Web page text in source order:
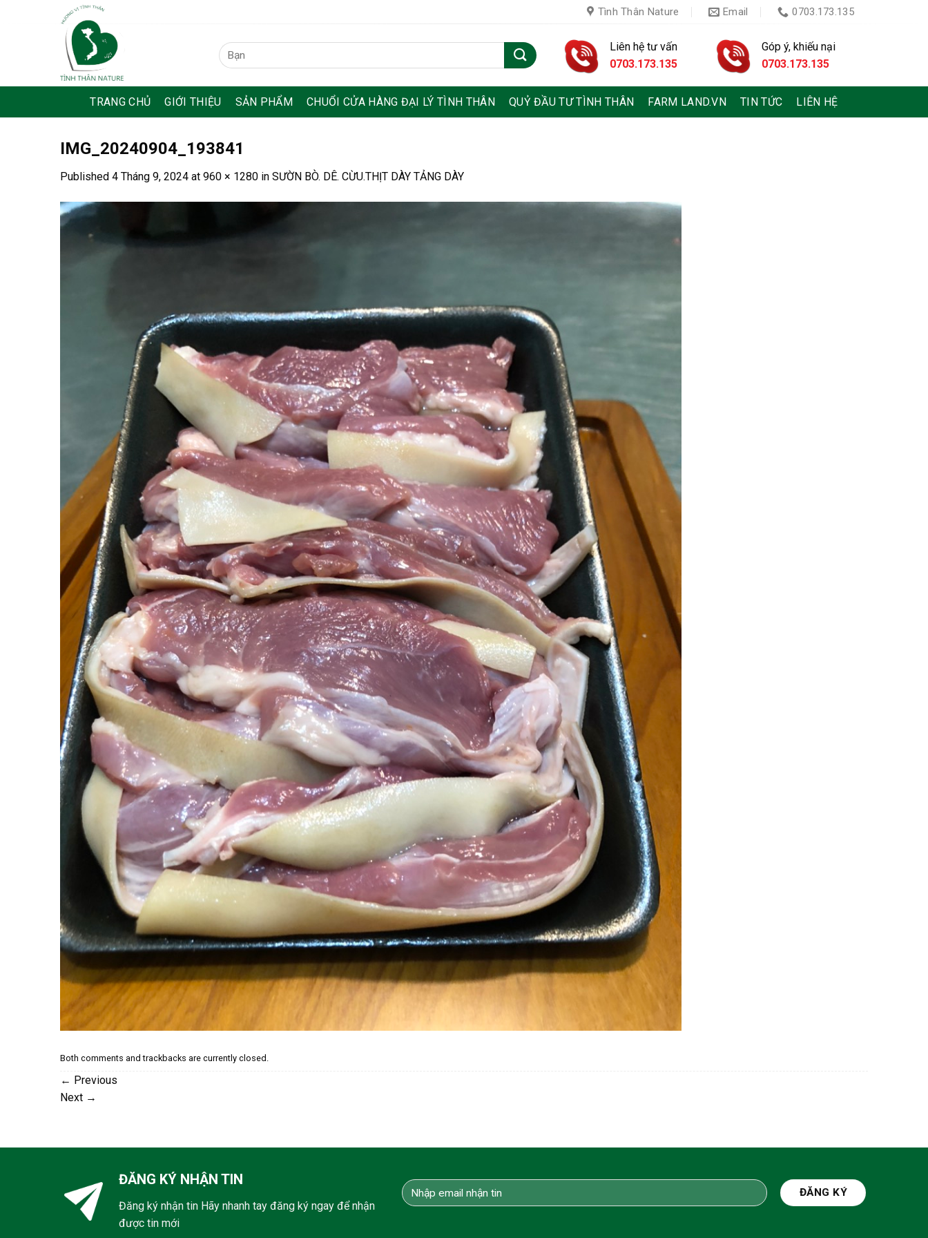
Tình Thân Nature Email 0703.173.135
Tìm
kiếm:
Liên hệ tư vấn
0703.173.135
Góp ý, khiếu nại
0703.173.135
TRANG CHỦ GIỚI THIỆU SẢN PHẨM CHUỔI CỬA HÀNG ĐẠI LÝ TÌNH THÂN QUỶ ĐẦU TƯ TÌNH THÂN FARM LAND.VN TIN TỨC LIÊN HỆ
IMG_20240904_193841
Published 4 Tháng 9, 2024 at 960 × 1280 in SƯỜN BÒ. DÊ. CỪU.THỊT DÀY TẢNG DÀY
Both comments and trackbacks are currently closed.
← Previous
Next →
ĐĂNG KÝ NHẬN TIN
Đăng ký nhận tin Hãy nhanh tay đăng ký ngay để nhận
được tin mới